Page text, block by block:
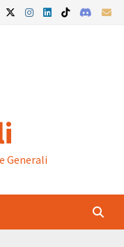
Generali